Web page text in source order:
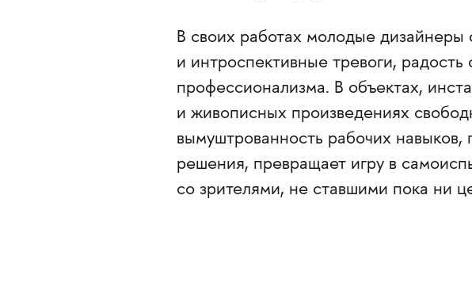
В своих работах молодые дизайнеры
и интроспективные тревоги,
профессионализма. В объектах,
и живописных произведениях
вымуштрованность рабочих
решения, превращает игру в
со зрителями, не ставшими пока ни